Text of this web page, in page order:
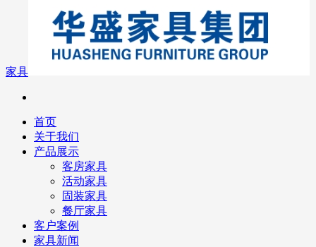
家具
首页
关于我们
产品展示
客房家具
活动家具
固装家具
餐厅家具
客户案例
家具新闻